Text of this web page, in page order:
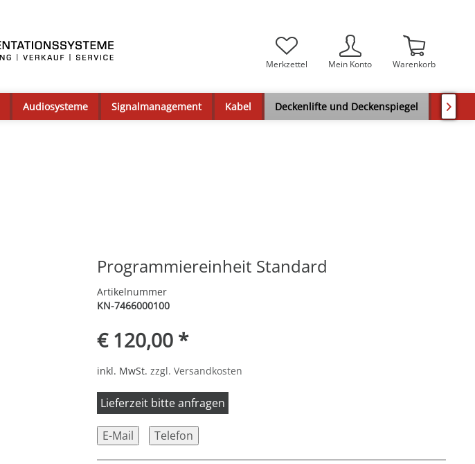
Merkzettel Mein Konto Warenkorb
Audiosysteme Signalmanagement Kabel Deckenlifte und Deckenspiegel 
Programmiereinheit Standard
Artikelnummer
KN-7466000100
€ 120,00 *
inkl. MwSt. zzgl. Versandkosten
Lieferzeit bitte anfragen
E-Mail Telefon